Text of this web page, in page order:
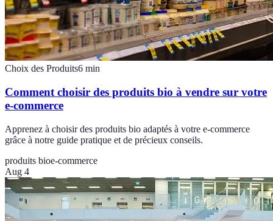
Choix des Produits6 min
Comment choisir des produits bio à vendre sur votre
e-commerce
Apprenez à choisir des produits bio adaptés à votre e-commerce
grâce à notre guide pratique et de précieux conseils.
produits bioe-commerce
Aug 4